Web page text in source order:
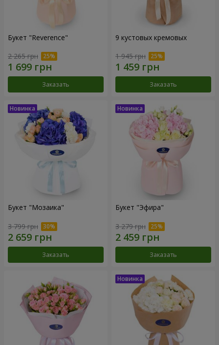
Букет "Reverence"
2 265 грн
Заказать
9 кустовых кремовых
1 945 грн
Заказать
Букет "Мозаика"
3 799 грн
Заказать
Букет "Эфира"
3 279 грн
Заказать